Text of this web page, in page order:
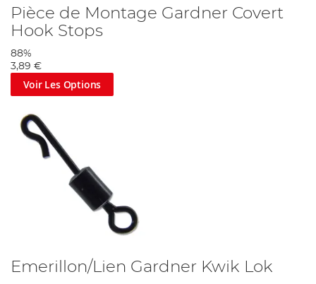
Pièce de Montage Gardner Covert
Hook Stops
88%
3,89 €
Voir Les Options
Emerillon/Lien Gardner Kwik Lok